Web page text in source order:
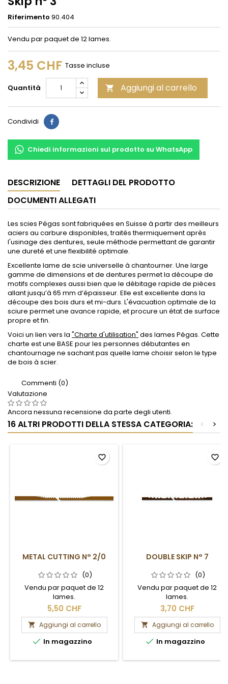
Riferimento 90.404
Vendu par paquet de 12 lames.
3,45 CHF Tasse incluse
Quantità  Aggiungi al carrello
Condividi Condividi
Chiedi informazioni sul prodotto su WhatsApp
DESCRIZIONE
DETTAGLI DEL PRODOTTO
DOCUMENTI ALLEGATI
Les scies Pégas sont fabriquées en Suisse à partir des meilleurs
aciers au carbure disponibles, traités thermiquement après
l'usinage des dentures, seule méthode permettant de garantir
une dureté et une flexibilité optimale.
Excellente lame de scie universelle à chantourner. Une large
gamme de dimensions et de dentures permet la découpe de
motifs complexes aussi bien que le débitage rapide de pièces
allant jusqu’à 65 mm d’épaisseur. Elle est excellente dans la
découpe des bois durs et mi-durs. L'évacuation optimale de la
sciure permet une avance rapide, et procure un état de surface
propre et fin.
Voici un lien vers la "Charte d'utilisation" des lames Pégas. Cette
charte est une BASE pour les personnes débutantes en
chantournage ne sachant pas quelle lame choisir selon le type
de bois à scier.
Commenti (0)
Valutazione
Ancora nessuna recensione da parte degli utenti.
16 ALTRI PRODOTTI DELLA STESSA CATEGORIA: >
<
METAL CUTTING N° 2/0
(0)
Vendu par paquet de 12
lames.
5,50 CHF
 Aggiungi al carrello
 In magazzino
favorite_border
DOUBLE SKIP N° 7
(0)
Vendu par paquet de 12
lames.
3,70 CHF
 Aggiungi al carrello
 In magazzino
favorite_border